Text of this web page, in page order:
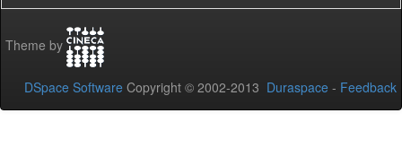
Theme by
DSpace Software Copyright © 2002-2013 Duraspace - Feedback